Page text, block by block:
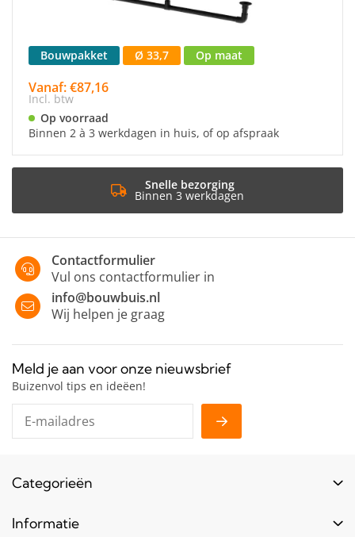
Bouwpakket Ø 33,7 Op maat
Vanaf: €87,16
Incl. btw
Op voorraad
Binnen 2 à 3 werkdagen in huis, of op afspraak
Snelle bezorging
Binnen 3 werkdagen
Contactformulier
Vul ons contactformulier in
info@bouwbuis.nl
Wij helpen je graag
Meld je aan voor onze nieuwsbrief
Buizenvol tips en ideëen!
Categorieën
Buizen
Informatie